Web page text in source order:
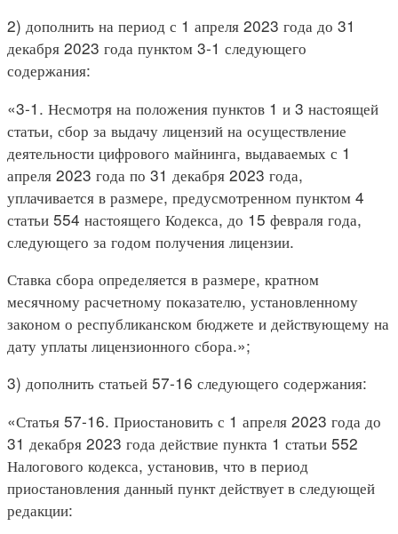
2) дополнить на период с 1 апреля 2023 года до 31
декабря 2023 года пунктом 3-1 следующего
содержания:
«3-1. Несмотря на положения пунктов 1 и 3 настоящей
статьи, сбор за выдачу лицензий на осуществление
деятельности цифрового майнинга, выдаваемых с 1
апреля 2023 года по 31 декабря 2023 года,
уплачивается в размере, предусмотренном пунктом 4
статьи 554 настоящего Кодекса, до 15 февраля года,
следующего за годом получения лицензии.
Ставка сбора определяется в размере, кратном
месячному расчетному показателю, установленному
законом о республиканском бюджете и действующему на
дату уплаты лицензионного сбора.»;
3) дополнить статьей 57-16 следующего содержания:
«Статья 57-16. Приостановить с 1 апреля 2023 года до
31 декабря 2023 года действие пункта 1 статьи 552
Налогового кодекса, установив, что в период
приостановления данный пункт действует в следующей
редакции: